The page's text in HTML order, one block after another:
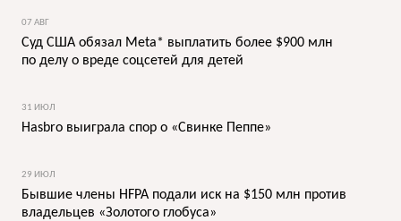
07 АВГ
Суд США обязал Meta* выплатить более $900 млн
по делу о вреде соцсетей для детей
31 ИЮЛ
Hasbro выиграла спор о «Свинке Пеппе»
29 ИЮЛ
Бывшие члены HFPA подали иск на $150 млн против
владельцев «Золотого глобуса»